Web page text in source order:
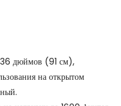
36 дюймов (91 см),
на открытом